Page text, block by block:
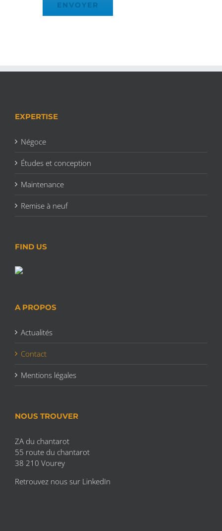
ENVOYER
EXPERTISE
Négoce
Études et conception
Maintenance
Remise à neuf
FIND US
A PROPOS
Actualités
Contact
Mentions légales
NOUS TROUVER
ZA du chantarot
55 route du chantarot
38 210 Vourey
Retrouvez nous sur LinkedIn